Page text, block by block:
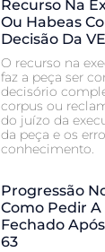
Recurso Na
Ou Habeas
Decisão Da
O recurso na
faz a peça ser
decisório
corpus ou
do juízo da
da peça e os
conhecimento.
Progressão
Como Pedir
Fechado
63